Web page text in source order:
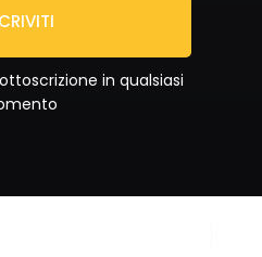
in qualsiasi